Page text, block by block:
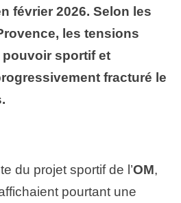
février 2026. Selon les
les tensions
sportif et
fracturé le
du projet sportif de l’OM,
pourtant une